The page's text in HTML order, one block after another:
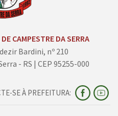
CAMPESTRE DA SERRA
Bardini, nº 210
- RS | CEP 95255-000
SE À PREFEITURA: